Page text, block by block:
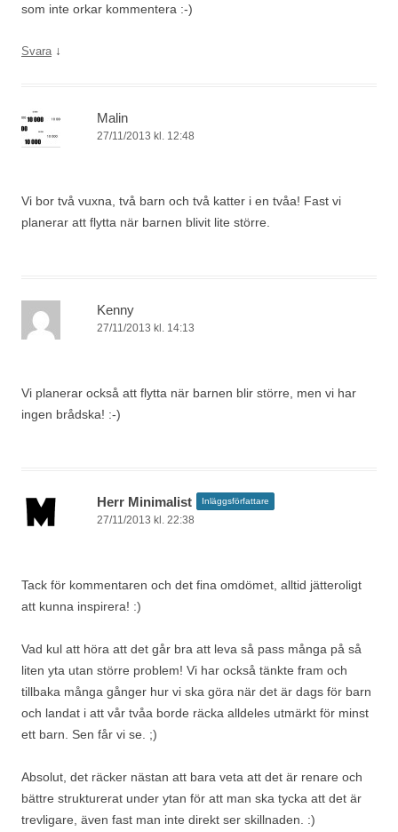
som inte orkar kommentera :-)
Svara ↓
Malin
27/11/2013 kl. 12:48
Vi bor två vuxna, två barn och två katter i en tvåa! Fast vi
planerar att flytta när barnen blivit lite större.
Kenny
27/11/2013 kl. 14:13
Vi planerar också att flytta när barnen blir större, men vi har
ingen brådska! :-)
Herr Minimalist Inläggsförfattare
27/11/2013 kl. 22:38
Tack för kommentaren och det fina omdömet, alltid jätteroligt
att kunna inspirera! :)
Vad kul att höra att det går bra att leva så pass många på så
liten yta utan större problem! Vi har också tänkte fram och
tillbaka många gånger hur vi ska göra när det är dags för barn
och landat i att vår tvåa borde räcka alldeles utmärkt för minst
ett barn. Sen får vi se. ;)
Absolut, det räcker nästan att bara veta att det är renare och
bättre strukturerat under ytan för att man ska tycka att det är
trevligare, även fast man inte direkt ser skillnaden. :)